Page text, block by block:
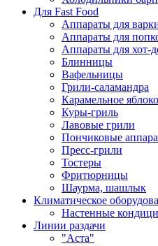
Для Fast Food
Аппараты для
Аппараты для
Аппараты для хот-
Блинницы
Вафельницы
Грили-саламандра
Карамельное
Куры-гриль
Лавовые грили
Пончиковые
Пресс-грили
Тостеры
Фритюрницы
Шаурма, шашлык
Климатическое
Настенные
Линии раздачи
"Аста"